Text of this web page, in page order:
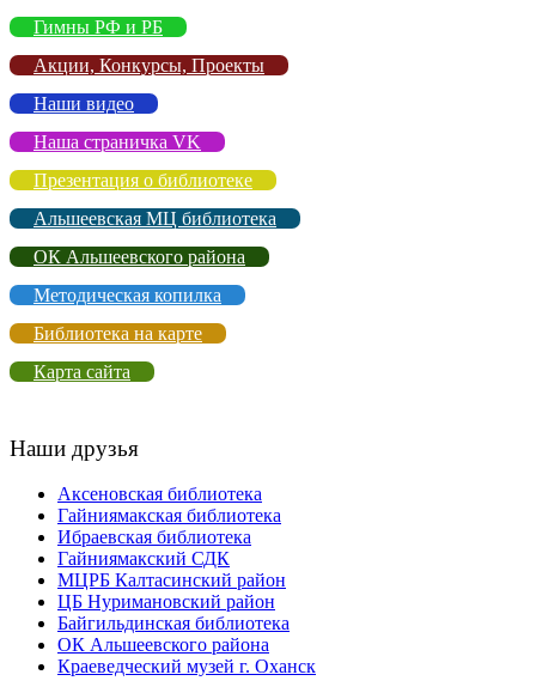
Гимны РФ и РБ
Акции, Конкурсы, Проекты
Наши видео
Наша страничка VK
Презентация о библиотеке
Альшеевская МЦ библиотека
ОК Альшеевского района
Методическая копилка
Библиотека на карте
Карта сайта
Наши друзья
Аксеновская библиотека
Гайниямакская библиотека
Ибраевская библиотека
Гайниямакский СДК
МЦРБ Калтасинский район
ЦБ Нуримановский район
Байгильдинская библиотека
ОК Альшеевского района
Краеведческий музей г. Оханск